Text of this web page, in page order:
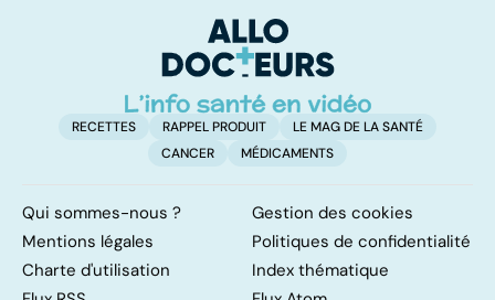
neurologique
incurable
RECETTES RAPPEL PRODUIT
LE MAG DE LA SANTÉ
CANCER
MÉDICAMENTS
Qui sommes-nous ?
Gestion des cookies
Mentions légales
Politiques de confidentialité
Charte d'utilisation
Index thématique